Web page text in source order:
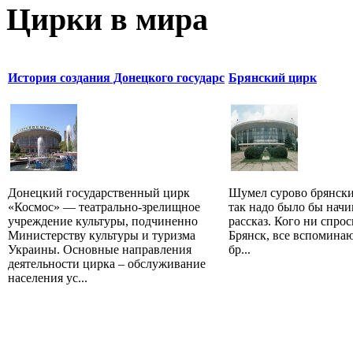
Цирки в мира
История создания Донецкого государс
Донецкий государственный цирк
«Космос» — театрально-зрелищное
учреждение культуры, подчиненно
Министерству культуры и туризма
Украины. Основные направления
деятельности цирка – обслуживание
населения ус...
Брянский цирк
Шумел сурово
так надо было бы
рассказ. Кого ни
Брянск, все
бр...